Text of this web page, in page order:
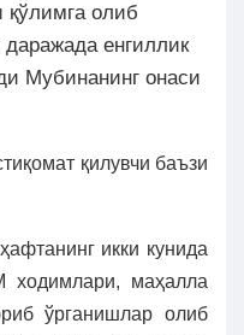
қўлимга олиб
енгиллик
Мубинанинг онаси
қилувчи баъзи
икки кунида
маҳалла
ўрганишлар олиб